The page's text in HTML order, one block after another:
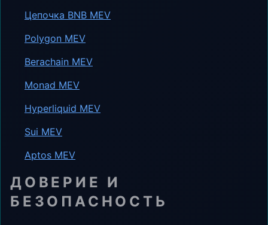
Цепочка BNB MEV
Polygon MEV
Berachain MEV
Monad MEV
Hyperliquid MEV
Sui MEV
Aptos MEV
ДОВЕРИЕ И
БЕЗОПАСНОСТЬ